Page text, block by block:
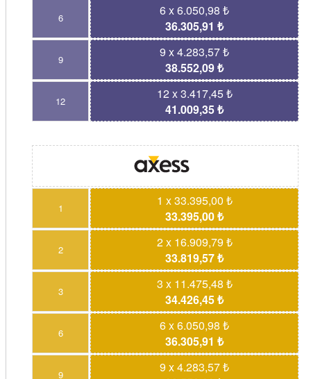
6
6 x 6.050,98 ₺
36.305,91 ₺
9
9 x 4.283,57 ₺
38.552,09 ₺
12
12 x 3.417,45 ₺
41.009,35 ₺
1
1 x 33.395,00 ₺
33.395,00 ₺
2
2 x 16.909,79 ₺
33.819,57 ₺
3
3 x 11.475,48 ₺
34.426,45 ₺
6
6 x 6.050,98 ₺
36.305,91 ₺
9
9 x 4.283,57 ₺